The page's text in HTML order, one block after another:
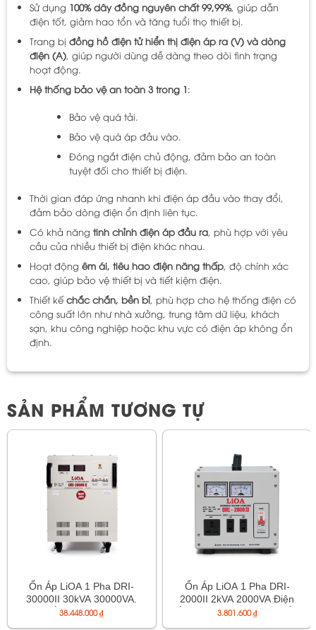
Sử dụng 100% dây đồng nguyên chất 99,99%, giúp dẫn
điện tốt, giảm hao tổn và tăng tuổi thọ thiết bị.
Trang bị đồng hồ điện tử hiển thị điện áp ra (V) và dòng
điện (A), giúp người dùng dễ dàng theo dõi tình trạng
hoạt động.
Hệ thống bảo vệ an toàn 3 trong 1:
Bảo vệ quá tải.
Bảo vệ quá áp đầu vào.
Đóng ngắt điện chủ động, đảm bảo an toàn
tuyệt đối cho thiết bị điện.
Thời gian đáp ứng nhanh khi điện áp đầu vào thay đổi,
đảm bảo dòng điện ổn định liên tục.
Có khả năng tinh chỉnh điện áp đầu ra, phù hợp với yêu
cầu của nhiều thiết bị điện khác nhau.
Hoạt động êm ái, tiêu hao điện năng thấp, độ chính xác
cao, giúp bảo vệ thiết bị và tiết kiệm điện.
Thiết kếchắc chắn, bền bỉ, phù hợp cho hệ thống điện có
công suất lớn như nhà xưởng, trung tâm dữ liệu, khách
sạn, khu công nghiệp hoặc khu vực có điện áp không ổn
định.
SẢN PHẨM TƯƠNG TỰ
Ổn Áp LiOA 1 Pha DRI-
30000II 30kVA 30000VA.
Điện Áp Vào 90V÷250V,
38.448.000₫
Ổn Áp LiOA 1 Pha DRI-
2000II 2kVA 2000VA Điện
Áp Vào 90V÷250V, Điện Áp
3.801.600₫